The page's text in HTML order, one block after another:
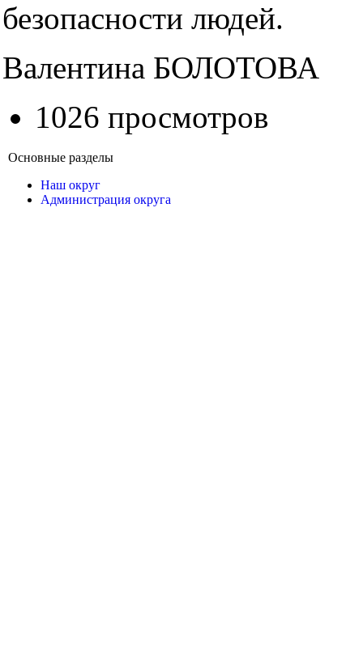
безопасности людей.
Валентина БОЛОТОВА
1026 просмотров
Основные разделы
Наш округ
Администрация округа